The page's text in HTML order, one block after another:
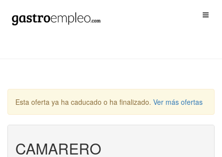
Esta oferta ya ha caducado o ha finalizado. Ver más ofertas
CAMARERO